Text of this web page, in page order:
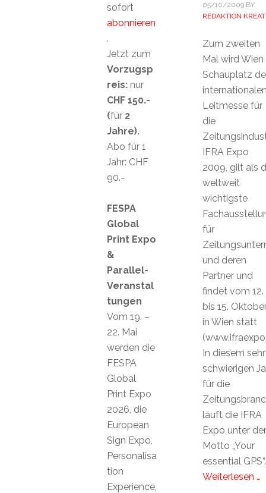
05/10/2009BY
REDAKTION
Zum zweiten
Mal wird Wien
Schauplatz
Leitmesse für
die
IFRA Expo
2009, gilt als
weltweit
wichtigste
für
und deren
Partner und
findet vom 12.
bis 15.
in Wien statt
In diesem sehr
schwierigen
für die
läuft die IFRA
Expo unter
Motto „Your
essential
Weiterlesen …
sofort
abonnieren
.
Jetzt zum
Vorzugsp
reis: nur
CHF 150.-
(für 2
Jahre).
Abo für 1
Jahr: CHF
90.-
FESPA
Global
Print Expo
&
Parallel-
Veranstal
tungen
Vom 19. –
22. Mai
werden die
FESPA
Global
Print Expo
2026, die
European
Sign Expo,
Personalisa
tion
Experience,